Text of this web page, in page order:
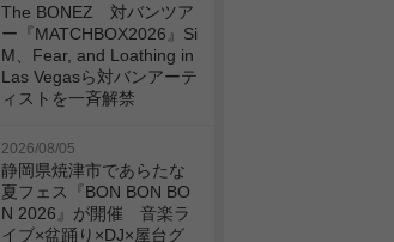
The BONEZ 対バンツア
ー『MATCHBOX2026』Si
M、Fear, and Loathing in
Las Vegasら対バンアーテ
ィストを一斉解禁
2026/08/05
静岡県焼津市であらたな
夏フェス『BON BON BO
N 2026』が開催 音楽ラ
イブ×盆踊り×DJ×屋台グ